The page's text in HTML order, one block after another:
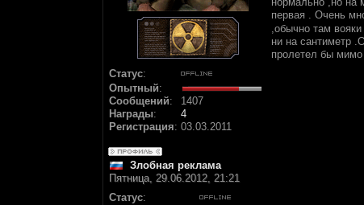
Статус:
Опытный:
Сообщений:
1407
Награды:
4
Регистрация: 03.03.2011
первая . Очень
,обычно там
ни на сантиметр
пролетел бы мимо
Злобная реклама
Пятница, 29.06.2012, 21:21
Статус: